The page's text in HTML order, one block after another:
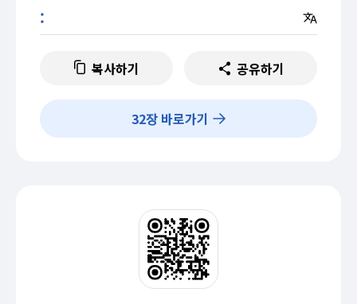
:
복사하기 공유하기
32장 바로가기